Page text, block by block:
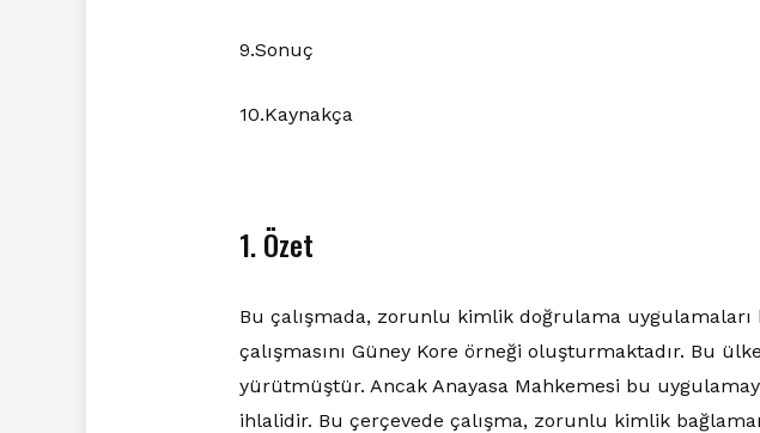
9.Sonuç
10.Kaynakça
1. Özet
Bu çalışmada, zorunlu kimlik doğrulama
çalışmasını Güney Kore örneği oluşturmaktadır. Bu
yürütmüştür. Ancak Anayasa Mahkemesi bu
ihlalidir. Bu çerçevede çalışma, zorunlu kimlik